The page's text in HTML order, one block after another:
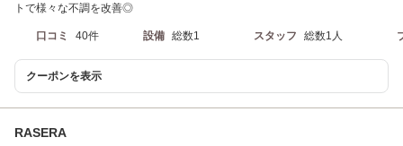
トで様々な不調を改善◎
口コミ 40件 設備 総数1 スタッフ 総数1人
クーポンを表示
RASERA